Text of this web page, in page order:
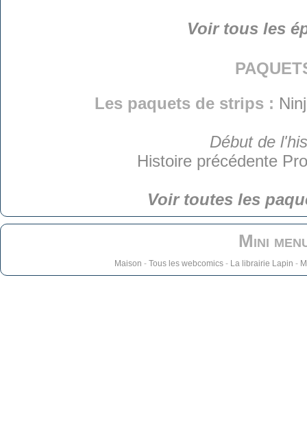
Voir tous les
Les paquets de strips :
Début de
Histoire précédente
Voir toutes les
Mini
Maison - Tous les webcomics- La librairie Lapin -